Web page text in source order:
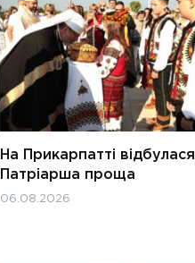
На Прикарпатті відбулася
Патріарша проща
06.08.2026